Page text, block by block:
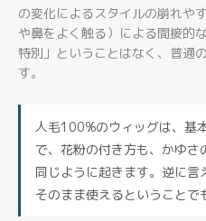
の変化によるスタイルの崩れや
や鼻をよく触る）による間接的
特別」ということはなく、普通
す。
人毛100%のウィッグは、基
で、花粉の付き方も、かゆ
同じように起きます。逆に
そのまま使えるということで